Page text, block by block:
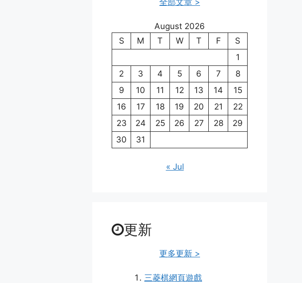
August 2026
S
M T W T F
S
1
2
3 4 5 6 7
8
9
10 11 12 13 14
15
16
17 18 19 20 21
22
23
24 25 26 27 28
29
30
31
« Jul
更新
更多更新 >
三菱棋網頁遊戲